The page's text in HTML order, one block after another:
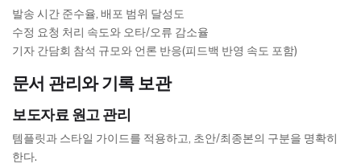
발송 시간 준수율, 배포 범위 달성도
수정 요청 처리 속도와 오타/오류 감소율
기자 간담회 참석 규모와 언론 반응(피드백 반영 속도 포함)
문서 관리와 기록 보관
보도자료 원고 관리
템플릿과 스타일 가이드를 적용하고, 초안/최종본의 구분을 명확히
한다.